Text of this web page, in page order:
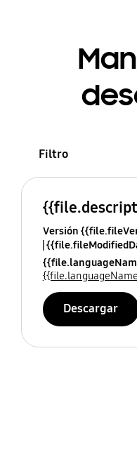
Filtro
Versión
Descargar